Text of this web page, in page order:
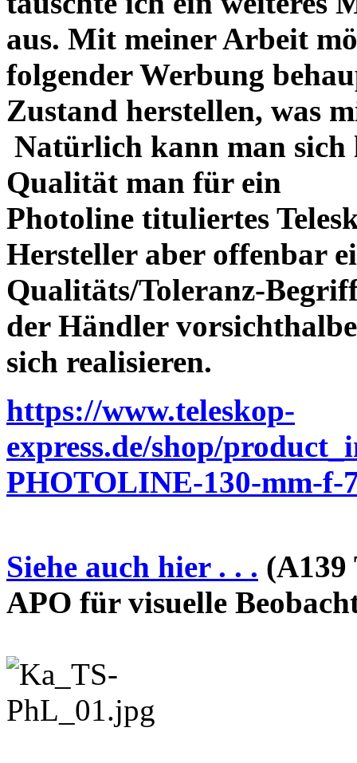
aus. Mit meiner Arbeit
folgender Werbung
Zustand herstellen, was
Natürlich kann man sich
Qualität man für ein
Photoline tituliertes
Hersteller aber offenbar
Qualitäts/Toleranz-
der Händler
sich realisieren.
https://www.teleskop-
express.de/shop/
PHOTOLINE-130-mm-f-
Siehe auch hier . . . (A139
APO für visuelle